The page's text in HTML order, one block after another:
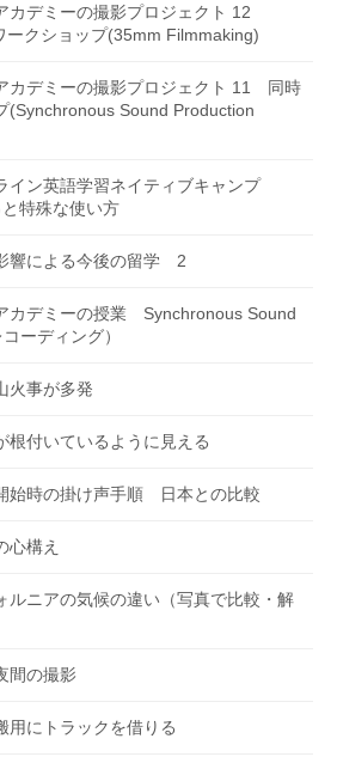
カデミーの撮影プロジェクト 12
ークショップ(35mm Filmmaking)
カデミーの撮影プロジェクト 11 同時
(Synchronous Sound Production
イン英語学習ネイティブキャンプ
特殊な使い方
響による今後の留学 2
カデミーの授業 Synchronous Sound
ーディング）
火事が多発
根付いているように見える
始時の掛け声手順 日本との比較
心構え
ルニアの気候の違い（写真で比較・解
間の撮影
用にトラックを借りる